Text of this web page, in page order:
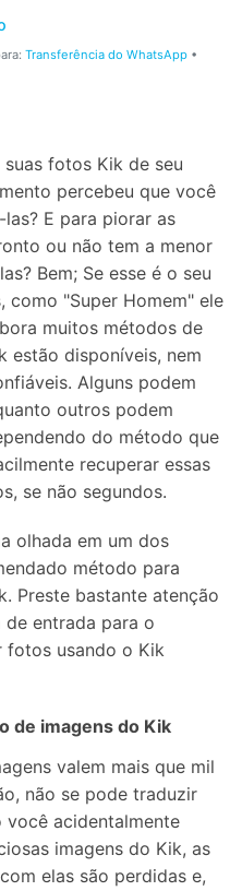
Transferência do WhatsApp•
fotos Kik de seu
percebeu que você
E para piorar as
ou não tem a menor
Bem; Se esse é o seu
como "Super Homem" ele
muitos métodos de
estão disponíveis, nem
Alguns podem
outros podem
do método que
recuperar essas
se não segundos.
olhada em um dos
método para
Preste bastante atenção
entrada para o
fotos usando o Kik
de imagens do Kik
valem mais que mil
não se pode traduzir
você acidentalmente
imagens do Kik, as
elas são perdidas e,